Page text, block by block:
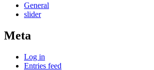
General
slider
Meta
Log in
Entries feed